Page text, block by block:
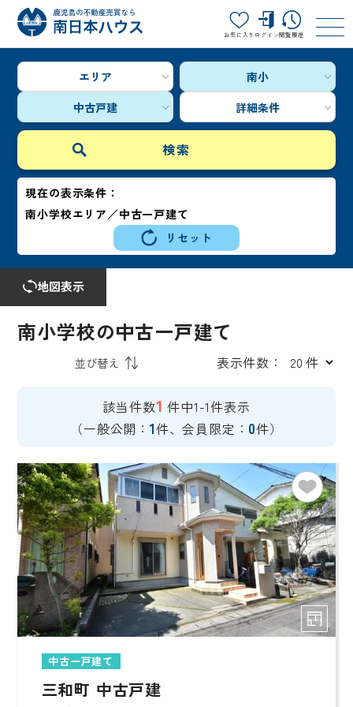
お気に入り ログイン閲覧履歴
エリア
南小
中古戸建
詳細条件
現在の表示条件：
南小学校エリア／中古一戸建て
リセット
地図表示
南小学校の中古一戸建て
表示件数：
該当件数1 件中1-1件表示
（一般公開： 1件、会員限定： 0件）
中古一戸建て
三和町 中古戸建